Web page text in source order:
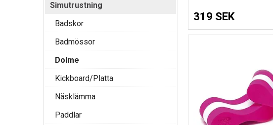
Simutrustning
Badskor
Badmössor
Dolme
Kickboard/Platta
Näsklämma
Paddlar
319 SEK